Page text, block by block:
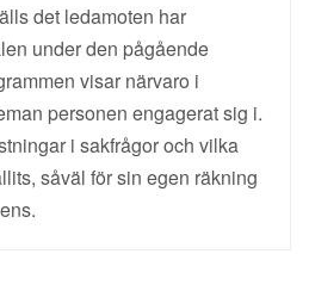
det ledamoten har
under den pågående
visar närvaro i
personen engagerat sig i.
i sakfrågor och vilka
såväl för sin egen räkning